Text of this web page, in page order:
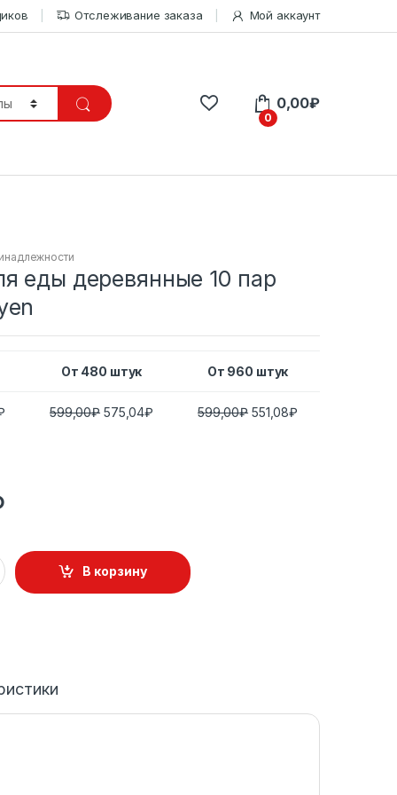
Отслеживание заказа Мой аккаунт
0
0,00₽
еды деревянные 10 пар
От 480 штук От 960 штук
599,00₽ 575,04₽ 599,00₽ 551,08₽
В корзину